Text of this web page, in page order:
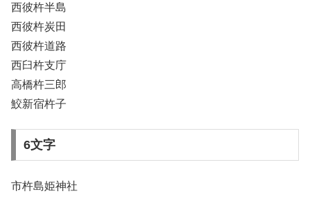
西彼杵半島
西彼杵炭田
西彼杵道路
西臼杵支庁
高橋杵三郎
鮫新宿杵子
6文字
市杵島姫神社